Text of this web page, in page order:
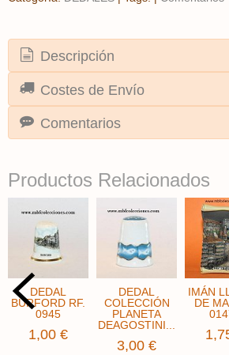
Descripción
Costes de Envío
Comentarios
Productos Relacionados
DEDAL
BURFORD RF.
0945
1,00 €
DEDAL
COLECCIÓN
PLANETA
DEAGOSTINI...
3,00 €
IMÁN
DE